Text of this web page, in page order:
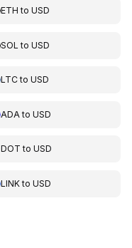
ETH toUSD
SOL toUSD
LTCtoUSD
ADA toUSD
DOT toUSD
LINKtoUSD